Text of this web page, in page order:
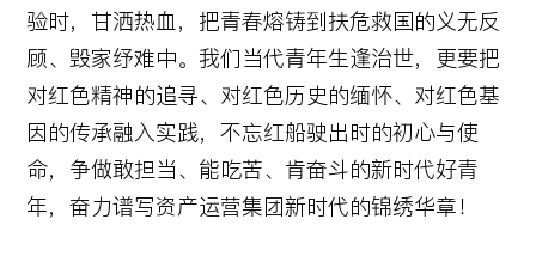
验时，甘洒热血，把青春熔铸到扶危救国的义无反
顾、毁家纾难中。我们当代青年生逢治世，更要把
对红色精神的追寻、对红色历史的缅怀、对红色基
因的传承融入实践，不忘红船驶出时的初心与使
命，争做敢担当、能吃苦、肯奋斗的新时代好青
年，奋力谱写资产运营集团新时代的锦绣华章！